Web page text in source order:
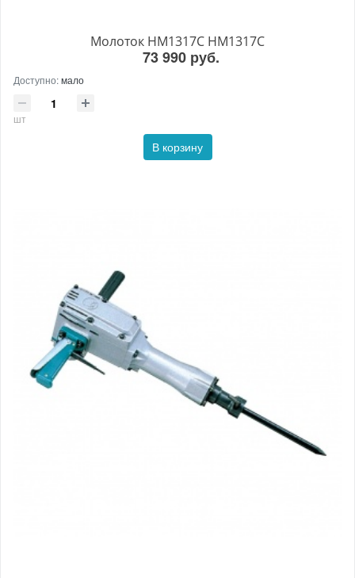
Молоток HM1317C HM1317C
73 990 руб.
Доступно:мало
шт
В корзину